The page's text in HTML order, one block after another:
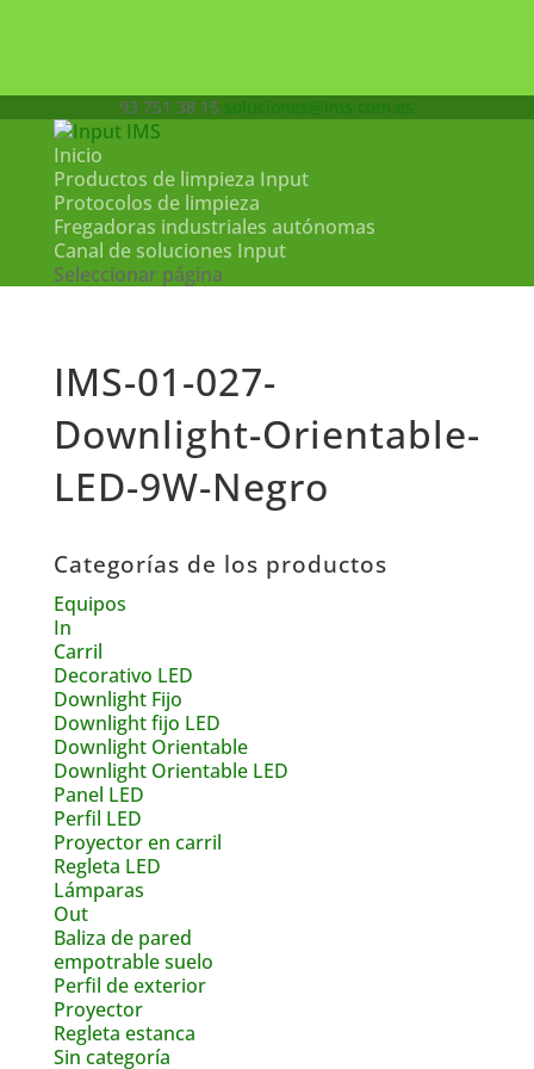
93 751 38 15 soluciones@ims.com.es
Inicio
Productos de limpieza Input
Protocolos de limpieza
Fregadoras industriales autónomas
Canal de soluciones Input
Seleccionar página
IMS-01-027-
Downlight-Orientable-
LED-9W-Negro
Categorías de los productos
Equipos
In
Carril
Decorativo LED
Downlight Fijo
Downlight fijo LED
Downlight Orientable
Downlight Orientable LED
Panel LED
Perfil LED
Proyector en carril
Regleta LED
Lámparas
Out
Baliza de pared
empotrable suelo
Perfil de exterior
Proyector
Regleta estanca
Sin categoría